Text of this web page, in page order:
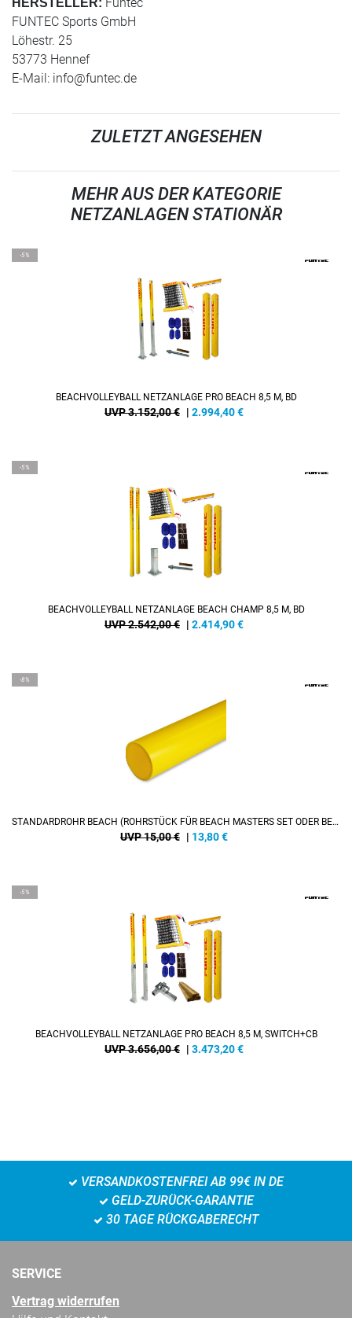
HERSTELLER:
FUNTEC Sports GmbH
Löhestr. 25
53773 Hennef
E-Mail: info@funtec.de
ZULETZT ANGESEHEN
MEHR AUS DER KATEGORIE
NETZANLAGEN STATIONÄR
-5%
BEACHVOLLEYBALL NETZANLAGE PRO BEACH 8,5 M, BD
UVP 3.152,00 € | 2.994,40€
-5%
BEACHVOLLEYBALL NETZANLAGE BEACH CHAMP 8,5 M, BD
UVP 2.542,00 € | 2.414,90€
-8%
STANDARDROHR BEACH (ROHRSTÜCK FÜR BEACH MASTERS SET ODER BEACH CHAMP SET)
UVP 15,00 € | 13,80€
-5%
BEACHVOLLEYBALL NETZANLAGE PRO BEACH 8,5 M, SWITCH+CB
UVP 3.656,00 € | 3.473,20€
VERSANDKOSTENFREI AB 99€ IN DE
GELD-ZURÜCK-GARANTIE
30 TAGE RÜCKGABERECHT
SERVICE
Vertrag widerrufen